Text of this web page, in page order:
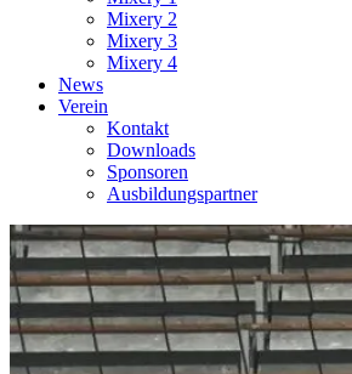
Mixery 2
Mixery 3
Mixery 4
News
Verein
Kontakt
Downloads
Sponsoren
Ausbildungspartner